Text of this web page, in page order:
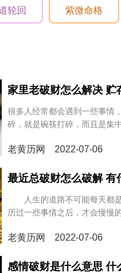
轮回 紫微命格
家里老破财怎么解决 贮
很多人经常都会遇到一些事情
碎，就是碗筷打碎，而且是集
决就是最好的办法呢？
老黄历网 2022-07-06
最近总破财怎么破解 有
人生的道路不可能每天都是
历过一些事情之后，才会慢慢
情况出现呢？
老黄历网 2022-07-06
感情破财是什么意思 什